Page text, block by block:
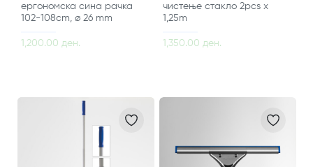
ергономска сина рачка
102-108cm, ø 26 mm
1,200.00 ден.
чистење стакло 2pcs x
1,25m
1,350.00 ден.